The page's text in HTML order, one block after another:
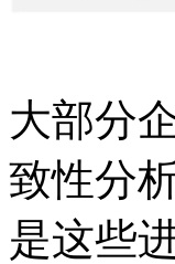
大部分
致性分
是这些